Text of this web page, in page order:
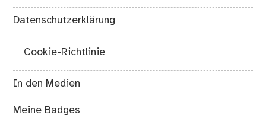
Datenschutzerklärung
Cookie-Richtlinie
In den Medien
Meine Badges